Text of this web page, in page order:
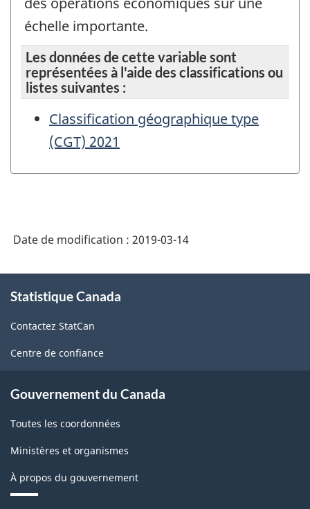
échelle importante.
Les données de cette variable sont
représentées à l'aide des classifications ou
listes suivantes :
Classification géographique type
(CGT) 2021
Date de modification : 2019-03-14
propos
ce
site
Statistique Canada
Contactez StatCan
Centre de confiance
Gouvernement du Canada
Toutes les coordonnées
Ministères et organismes
À propos du gouvernement